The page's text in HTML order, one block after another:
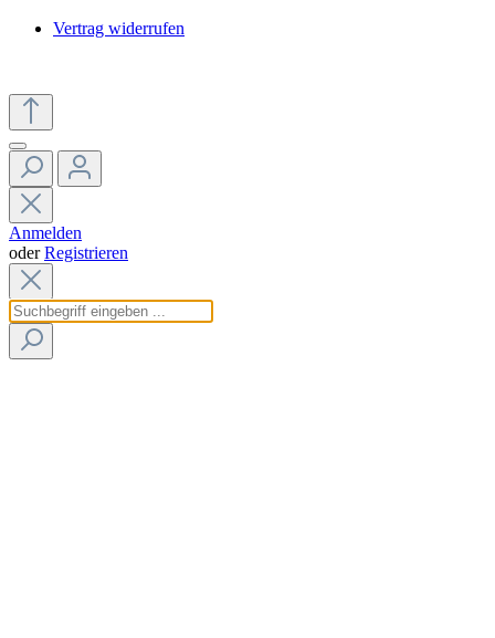
Vertrag widerrufen
Anmelden
oderRegistrieren